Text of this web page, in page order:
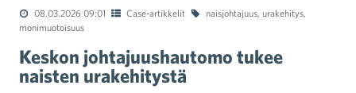
08.03.2026 09:01 Case-artikkelit naisjohtajuus, urakehitys,
monimuotoisuus
Keskon johtajuushautomo tukee
naisten urakehitystä